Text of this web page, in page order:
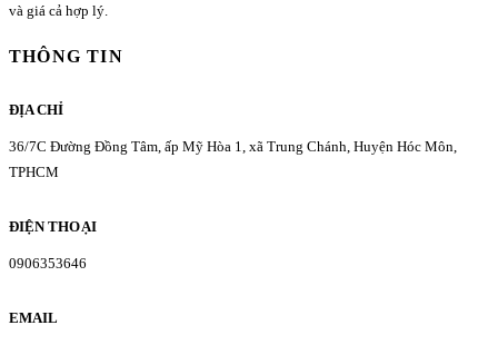
và giá cả hợp lý.
THÔNG TIN
ĐỊA CHỈ
36/7C Đường Đồng Tâm, ấp Mỹ Hòa 1, xã Trung Chánh, Huyện Hóc Môn,
TPHCM
ĐIỆN THOẠI
0906353646
EMAIL